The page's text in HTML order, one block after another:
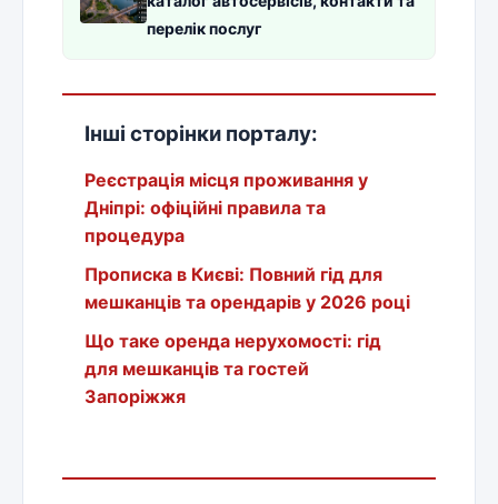
перелік послуг
Інші сторінки порталу:
Реєстрація місця проживання у
Дніпрі: офіційні правила та
процедура
Прописка в Києві: Повний гід для
мешканців та орендарів у 2026 році
Що таке оренда нерухомості: гід
для мешканців та гостей
Запоріжжя